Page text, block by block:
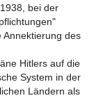
bei der
Annektierung des
Hitlers auf die
System in der
Ländern als